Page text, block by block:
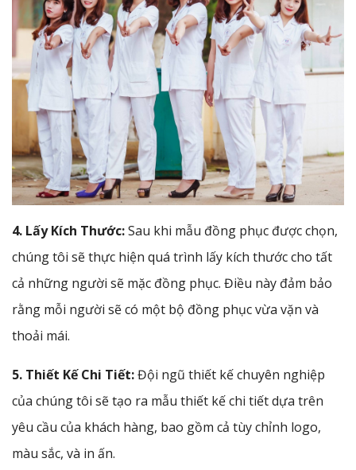
4. Lấy Kích Thước:Sau khi mẫu đồng phục được chọn,
chúng tôi sẽ thực hiện quá trình lấy kích thước cho tất
cả những người sẽ mặc đồng phục. Điều này đảm bảo
rằng mỗi người sẽ có một bộ đồng phục vừa vặn và
thoải mái.
5. Thiết Kế Chi Tiết:Đội ngũ thiết kế chuyên nghiệp
của chúng tôi sẽ tạo ra mẫu thiết kế chi tiết dựa trên
yêu cầu của khách hàng, bao gồm cả tùy chỉnh logo,
màu sắc, và in ấn.